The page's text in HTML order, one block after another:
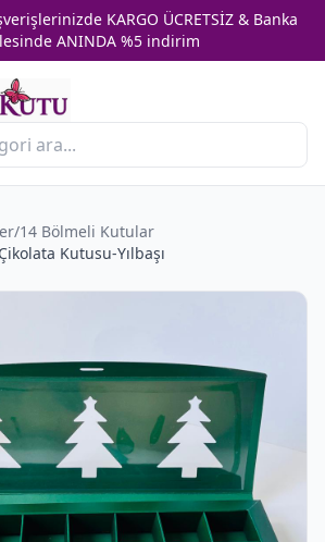
KARGO ÜCRETSİZ & Banka
ANINDA %5 indirim
/14 Bölmeli Kutular
Kutusu-Yılbaşı